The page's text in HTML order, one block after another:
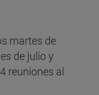
martes de
de julio y
reuniones al